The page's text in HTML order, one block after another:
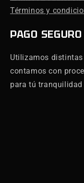
Términos y
PAGO SEGURO
Utilizamos
contamos con
para tú tranquilidad